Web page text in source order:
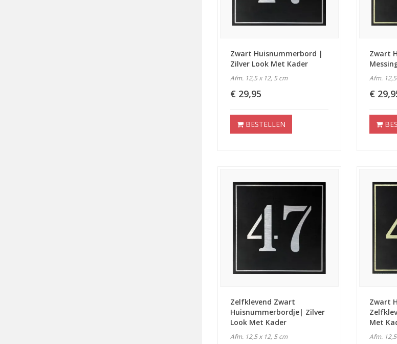
Zwart Huisnummerbord |
Zilver Look Met Kader
Afm. 12,5 x 12, 5 cm
€ 29,95
BESTELLEN
Zwart
Afm.
€
Zelfklevend Zwart
Huisnummerbordje| Zilver
Look Met Kader
Afm. 12,5 x 12, 5 cm
Zwart
Met
Afm.